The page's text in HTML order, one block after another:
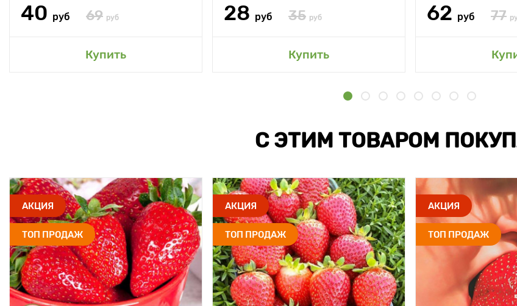
40 руб 69 руб
Купить
28 руб 35 руб
Купить
62 руб 77
С ЭТИМ ТОВАРОМ
АКЦИЯ
ТОП ПРОДАЖ
АКЦИЯ
ТОП ПРОДАЖ
АКЦИЯ
ТОП ПРОДАЖ